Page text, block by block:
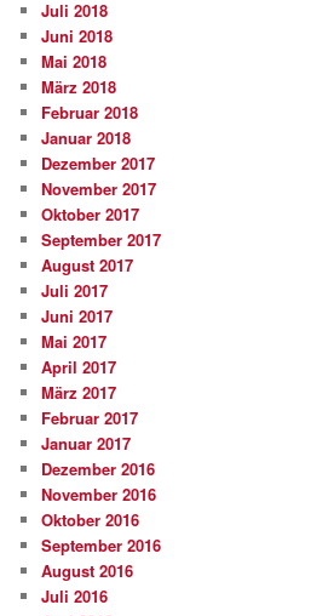
Juli 2018
Juni 2018
Mai 2018
März 2018
Februar 2018
Januar 2018
Dezember 2017
November 2017
Oktober 2017
September 2017
August 2017
Juli 2017
Juni 2017
Mai 2017
April 2017
März 2017
Februar 2017
Januar 2017
Dezember 2016
November 2016
Oktober 2016
September 2016
August 2016
Juli 2016